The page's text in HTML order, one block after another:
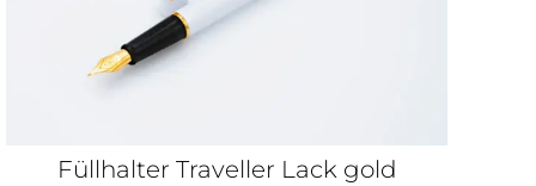
Füllhalter Traveller Lack gold